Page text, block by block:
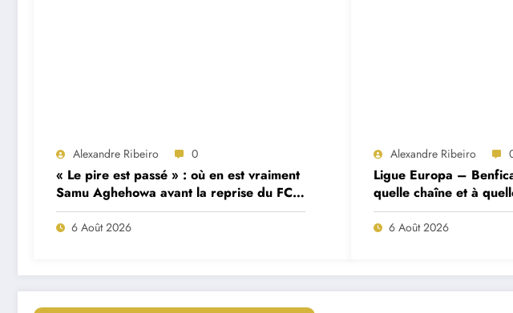
Alexandre Ribeiro 0
« Le pire est passé » : où en est vraiment
Samu Aghehowa avant la reprise du FC
Porto ?
6 Août 2026
Alexandre Ribeiro
Ligue Europa –
quelle chaîne et à
match ?
6 Août 2026